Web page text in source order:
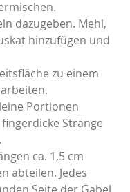
dazugeben. Mehl,
hinzufügen und
zu einem
Portionen
Stränge
ca. 1,5 cm
abteilen. Jedes